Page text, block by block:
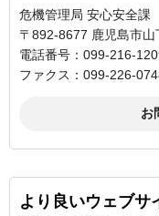
危機管理局 安心安全課
〒892-8677 鹿児島市山
電話番号：099-216-
ファクス：099-226-
より良いウェブサ